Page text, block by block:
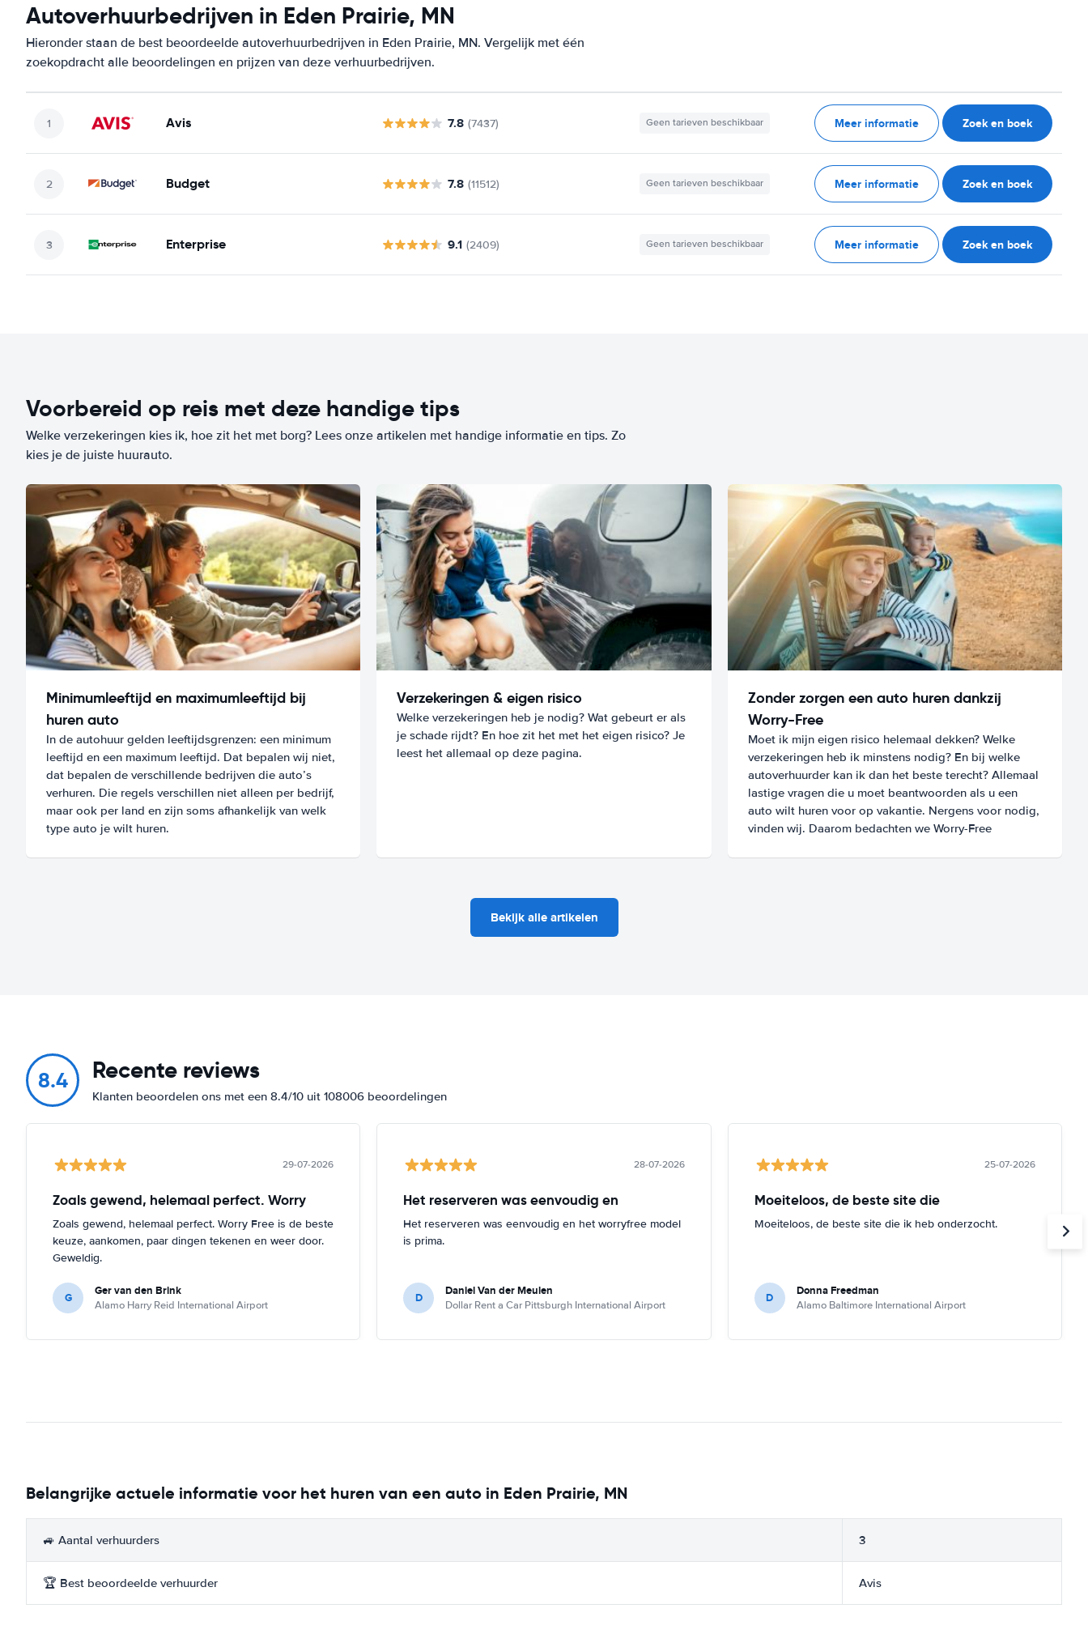
Autoverhuurbedrijven in Eden Prairie, MN
Hieronder staan de best beoordeelde autoverhuurbedrijven in Eden Prairie, MN. Vergelijk met één
zoekopdracht alle beoordelingen en prijzen van deze verhuurbedrijven.
Avis 7.8 (7437) Geen tarieven beschikbaar Meer informatie Zoek en boek
Budget 7.8 (11512) Geen tarieven beschikbaar Meer informatie Zoek en boek
Enterprise 9.1 (2409) Geen tarieven beschikbaar Meer informatie Zoek en boek
Voorbereid op reis met deze handige tips
Welke verzekeringen kies ik, hoe zit het met borg? Lees onze artikelen met handige informatie en tips. Zo
kies je de juiste huurauto.
Minimumleeftijd en maximumleeftijd bij
huren auto
In de autohuur gelden leeftijdsgrenzen: een minimum
leeftijd en een maximum leeftijd. Dat bepalen wij niet,
dat bepalen de verschillende bedrijven die auto’s
verhuren. Die regels verschillen niet alleen per bedrijf,
maar ook per land en zijn soms afhankelijk van welk
type auto je wilt huren.
Verzekeringen & eigen risico
Welke verzekeringen heb je nodig? Wat gebeurt er als
je schade rijdt? En hoe zit het met het eigen risico? Je
leest het allemaal op deze pagina.
Zonder zorgen een auto huren dankzij
Worry-Free
Moet ik mijn eigen risico helemaal dekken? Welke
verzekeringen heb ik minstens nodig? En bij welke
autoverhuurder kan ik dan het beste terecht? Allemaal
lastige vragen die u moet beantwoorden als u een
auto wilt huren voor op vakantie. Nergens voor nodig,
vinden wij. Daarom bedachten we Worry-Free
Bekijk alle artikelen
8.4 Recente reviews
Klanten beoordelen ons met een 8.4/10 uit 108006 beoordelingen
29-07-2026
Zoals gewend, helemaal perfect. Worry
Zoals gewend, helemaal perfect. Worry Free is de beste
keuze, aankomen, paar dingen tekenen en weer door.
Geweldig.
G Ger van den Brink
Alamo Harry Reid International Airport
28-07-2026
Het reserveren was eenvoudig en
Het reserveren was eenvoudig en het worryfree model
is prima.
D Daniel Van der Meulen
Dollar Rent a Car Pittsburgh International Airport
25-07-2026
Moeiteloos, de beste site die
Moeiteloos, de beste site die ik heb onderzocht.
D Donna Freedman
Alamo Baltimore International Airport
Belangrijke actuele informatie voor het huren van een auto in Eden Prairie, MN
🚙 Aantal verhuurders 3
🏆 Best beoordeelde verhuurder Avis